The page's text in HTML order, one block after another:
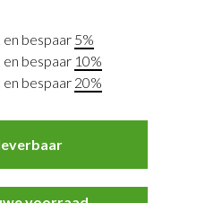
bespaar 5%
bespaar 10%
bespaar 20%